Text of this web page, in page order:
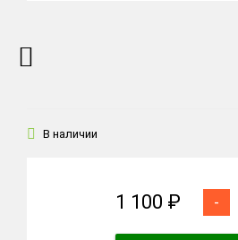
В наличии
1 100 ₽ -